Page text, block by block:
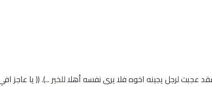
عجبت لرجل يجينه اخوه فلا يرى نفسه أهلا للخير ...). (( یا عاجز